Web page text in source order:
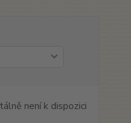
není k dispozici